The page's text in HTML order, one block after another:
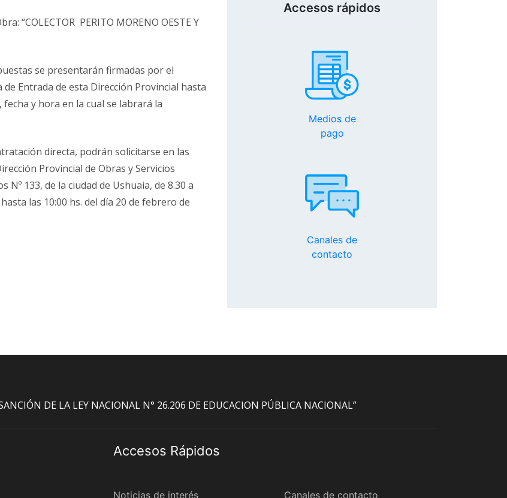
“COLECTOR PERITO MORENO OESTE Y
se presentarán firmadas por el
Entrada de esta Dirección Provincial hasta
fecha y hora en la cual se labrará la
directa, podrán solicitarse en las
Provincial de Obras y Servicios
133, de la ciudad de Ushuaia, de 8.30 a
las 10:00 hs. del día 20 de febrero de
Accesos rápidos
Medios de
pago
Canales de
contacto
DE LA LEY NACIONAL N° 26.206 DE EDUCACION PÚBLICA NACIONAL”
Accesos Rápidos
Noticias de interés Canales de contacto